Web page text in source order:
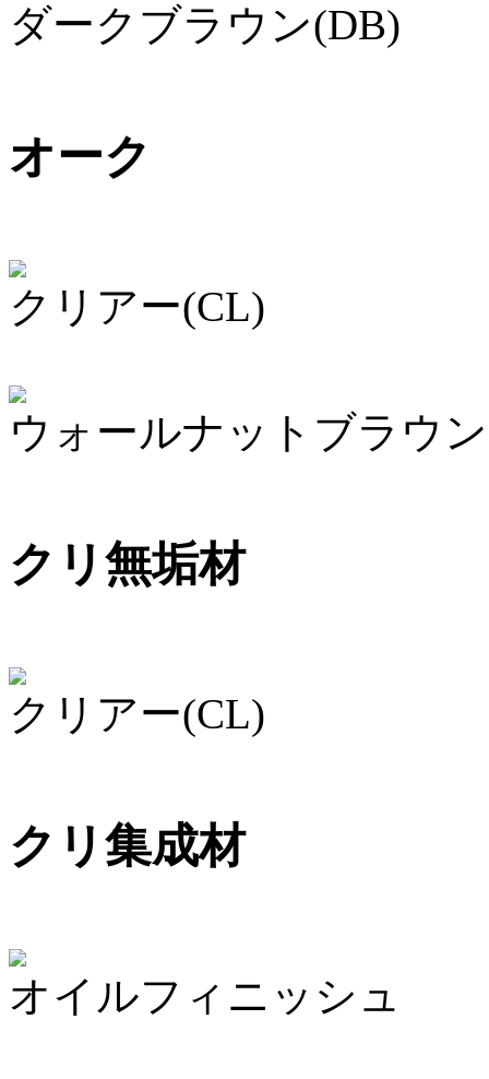
ダークブラウン(DB)
オーク
クリアー(CL)
ウォールナットブラウ
クリ無垢材
クリアー(CL)
クリ集成材
オイルフィニッシュ